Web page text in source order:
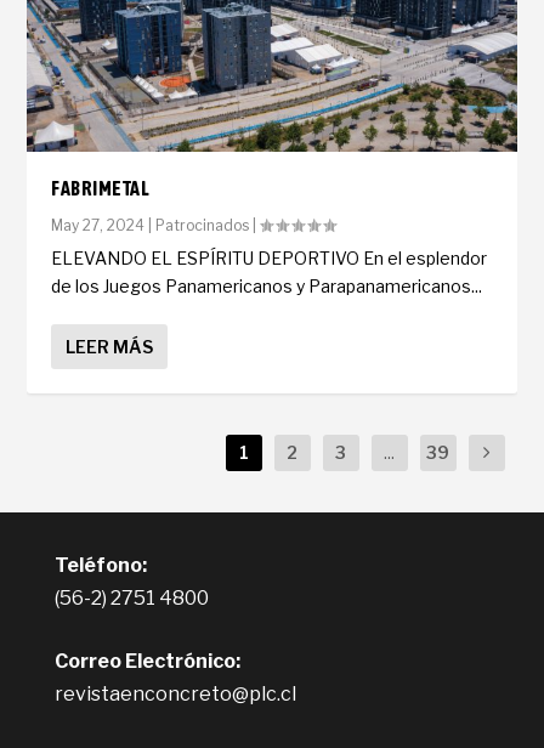
FABRIMETAL
May 27, 2024 Patrocinados |
ELEVANDO EL ESPÍRITU DEPORTIVO En el esplendor
de los Juegos Panamericanos y Parapanamericanos...
LEER MÁS
1 2 3 ... 39
Teléfono:
(56-2) 2751 4800
Correo Electrónico:
revistaenconcreto@plc.cl